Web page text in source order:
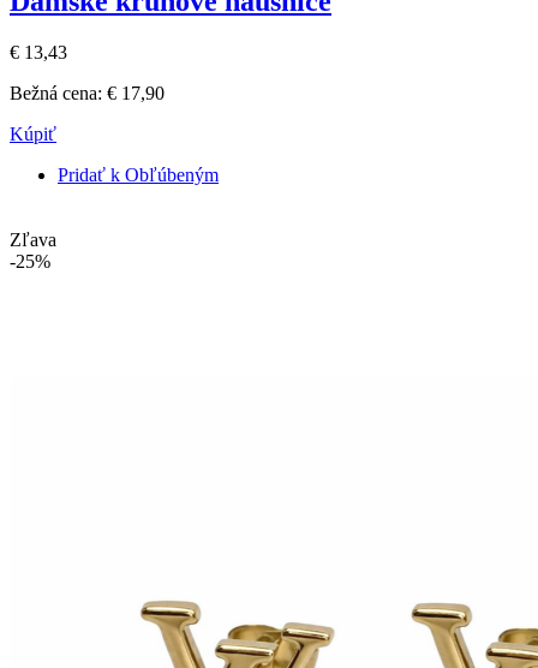
€ 13,43
Bežná cena: € 17,90
Kúpiť
Pridať k Obľúbeným
Zľava
-25%